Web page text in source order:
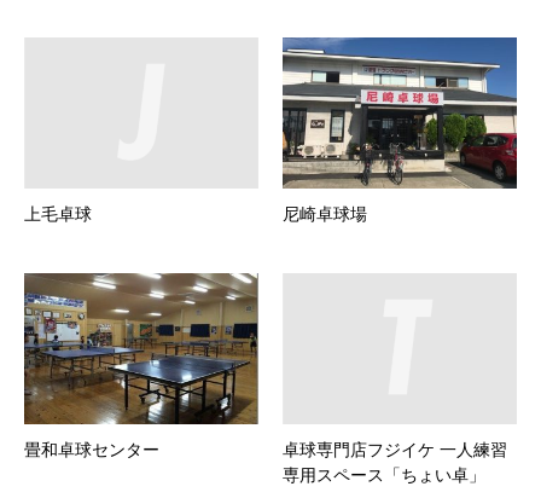
上毛卓球 尼崎卓球場
畳和卓球センター
卓球専門店フジイケ 一人練習
専用スペース「ちょい卓」